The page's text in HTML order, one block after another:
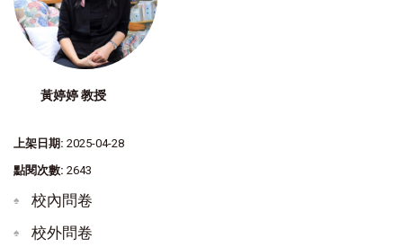
黃婷婷 教授
上架日期: 2025-04-28
點閱次數: 2643
校內問卷
校外問卷